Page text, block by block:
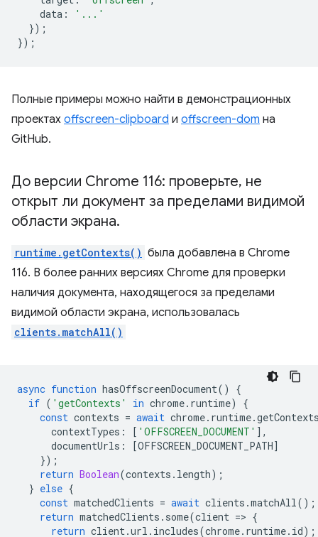
data :
'...'
});
});
Полные примеры можно найти в демонстрационных
проектах offscreen-clipboard и offscreen-dom на
GitHub.
До версии Chrome 116: проверьте, не
открыт ли документ за пределами видимой
области экрана.
runtime.getContexts() была добавлена ​​в Chrome
116. В более ранних версиях Chrome для проверки
наличия документа, находящегося за пределами
видимой области экрана, использовалась
clients.matchAll()
async function hasOffscreenDocument()
{
if ( 'getContexts' in chrome. runtime)
{
const contexts = await chrome. runtime.
contextTypes : [ 'OFFSCREEN_DOCUMENT' ],
documentUrls : [OFFSCREEN_DOCUMENT_PATH]
});
return Boolean(contexts . length);
} else {
const matchedClients = await clients .matchAll();
return matchedClients . some(client => {
return client.url . includes(chrome. runtime. id);